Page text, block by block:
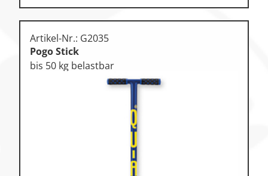
Artikel-Nr.: G2035
Pogo Stick
bis 50 kg belastbar